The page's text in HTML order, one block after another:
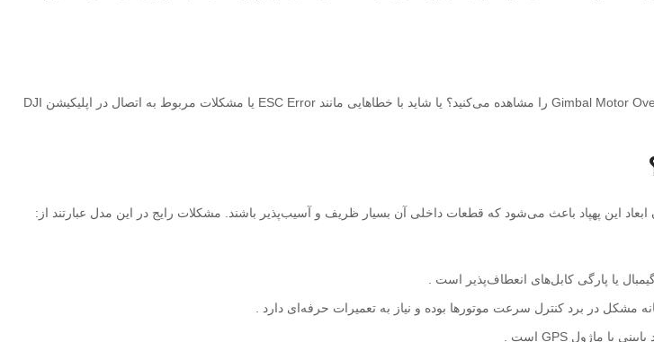
آیا DJI Mini 2 شما دچار سقوط کرده است؟ آیا هنگامی که دوربین دچار لرزش می‌شود یا خطای Gimbal Motor Overloaded را مشاهده می‌کنید؟ یا شاید با خطاهایی مانند ESC Error یا مشکلات مربوط به اتصال در اپلیکیشن DJI